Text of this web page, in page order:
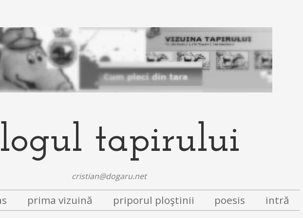
tapirului
cristian@dogaru.net
prima vizuină priporul ploştinii poesis intră